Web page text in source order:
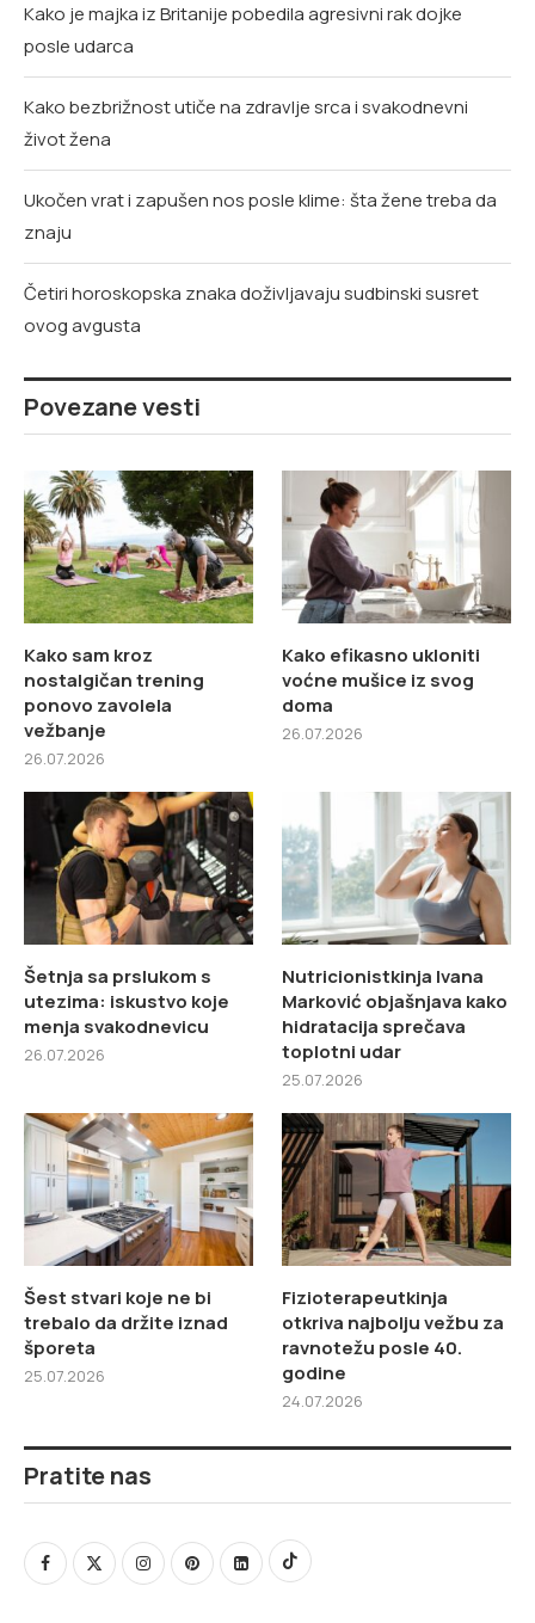
Kako je majka iz Britanije pobedila agresivni rak dojke
posle udarca
Kako bezbrižnost utiče na zdravlje srca i svakodnevni
život žena
Ukočen vrat i zapušen nos posle klime: šta žene treba da
znaju
Četiri horoskopska znaka doživljavaju sudbinski susret
ovog avgusta
Povezane vesti
Kako sam kroz
nostalgičan trening
ponovo zavolela
vežbanje
26.07.2026
Kako efikasno ukloniti
voćne mušice iz svog
doma
26.07.2026
Šetnja sa prslukom s
utezima: iskustvo koje
menja svakodnevicu
26.07.2026
Nutricionistkinja Ivana
Marković objašnjava kako
hidratacija sprečava
toplotni udar
25.07.2026
Šest stvari koje ne bi
trebalo da držite iznad
šporeta
25.07.2026
Fizioterapeutkinja
otkriva najbolju vežbu za
ravnotežu posle 40.
godine
24.07.2026
Pratite nas